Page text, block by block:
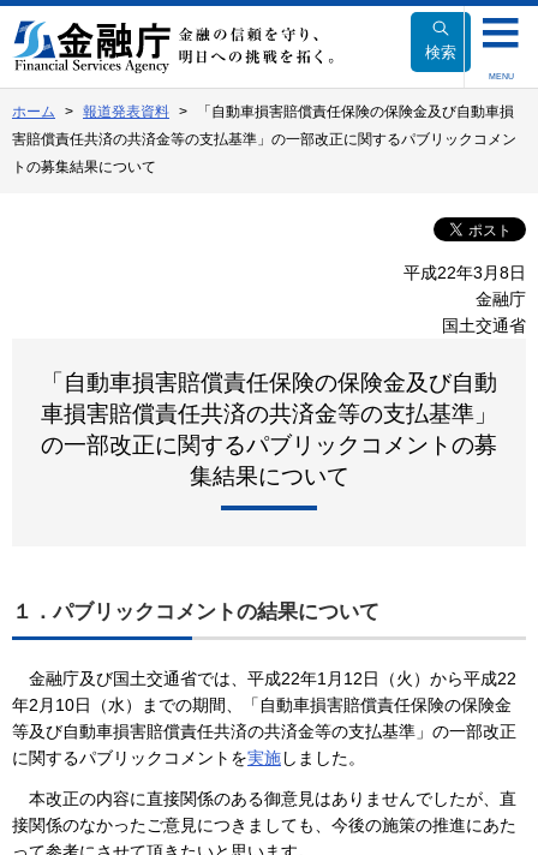
文
へ
動
検索
MENU
ホーム 報道発表資料
「自動車損害賠償責任保険の保険金及び自動車損
害賠償責任共済の共済金等の支払基準」の一部改正に関するパブリックコメン
トの募集結果について
平成22年3月8日
金融庁
国土交通省
「自動車損害賠償責任保険の保険金及び自動
車損害賠償責任共済の共済金等の支払基準」
の一部改正に関するパブリックコメントの募
集結果について
１．パブリックコメントの結果について
金融庁及び国土交通省では、平成22年1月12日（火）から平成22
年2月10日（水）までの期間、「自動車損害賠償責任保険の保険金
等及び自動車損害賠償責任共済の共済金等の支払基準」の一部改正
に関するパブリックコメントを実施しました。
本改正の内容に直接関係のある御意見はありませんでしたが、直
接関係のなかったご意見につきましても、今後の施策の推進にあた